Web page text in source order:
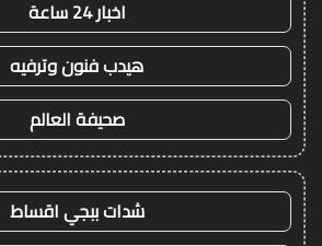
اخبار 24 ساعة
هيدب فنون وترفيه
صحيفة العالم
شدات ببجي اقساط